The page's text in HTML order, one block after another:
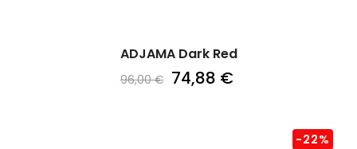
ADJAMA Dark Red
96,00 € 74,88 €
-22%